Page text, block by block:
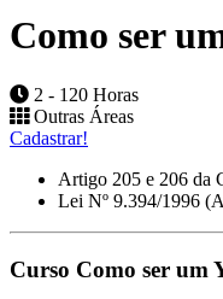
Como ser
2 - 120 Horas
Outras Áreas
Cadastrar!
Artigo 205 e 206 da
Lei Nº 9.394/1996
Curso Como ser um